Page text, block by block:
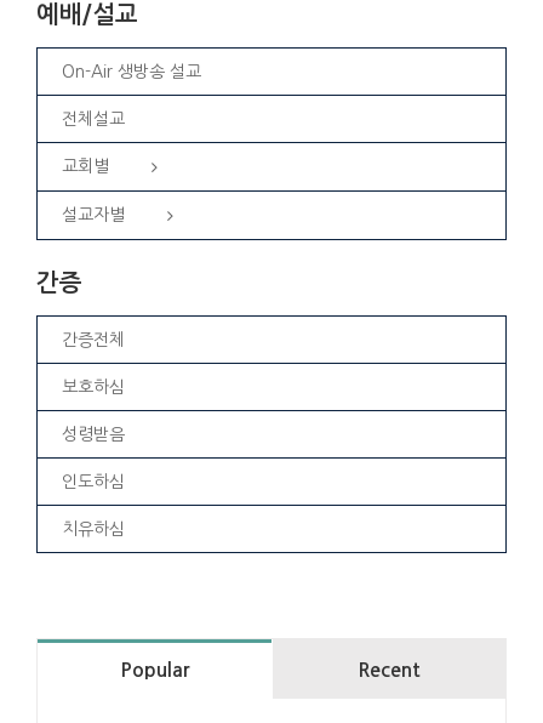
예배/설교
On-Air 생방송 설교
전체설교
교회별
설교자별
간증
간증전체
보호하심
성령받음
인도하심
치유하심
Popular Recent